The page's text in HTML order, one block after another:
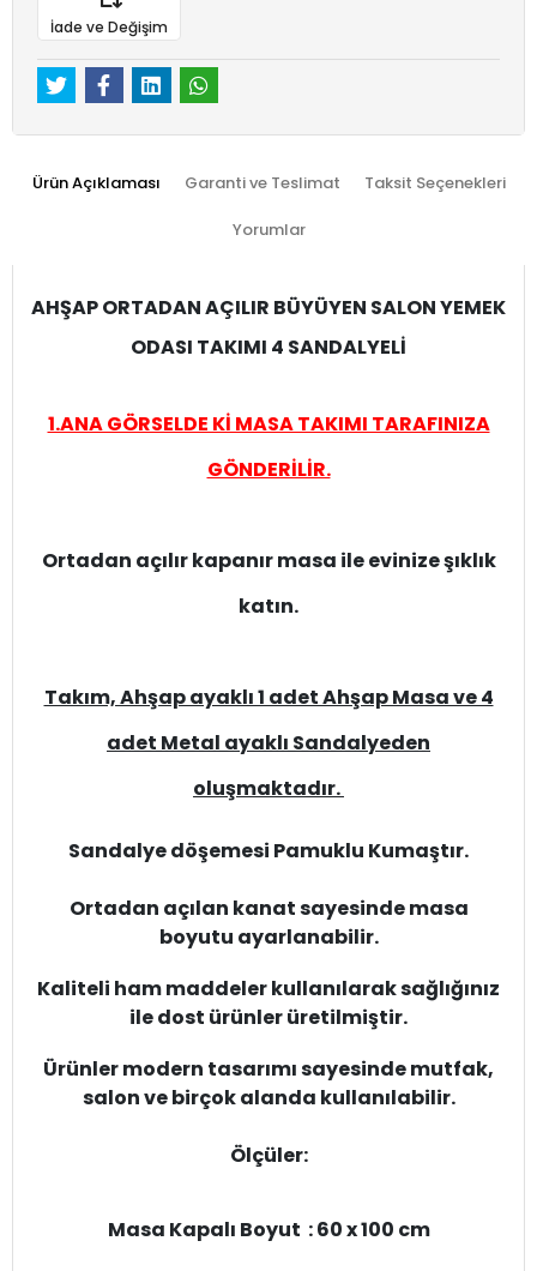
İade ve Değişim
Ürün Açıklaması Garanti ve Teslimat Taksit Seçenekleri
Yorumlar
AHŞAP ORTADAN AÇILIR BÜYÜYEN SALON YEMEK
ODASI TAKIMI 4 SANDALYELİ
1.ANA GÖRSELDE Kİ MASA TAKIMI TARAFINIZA
GÖNDERİLİR.
Ortadan açılır kapanır masa ile evinize şıklık
katın.
Takım, Ahşap ayaklı 1 adet Ahşap Masa ve 4
adet Metal ayaklı Sandalyeden
oluşmaktadır.
Sandalye döşemesi Pamuklu Kumaştır.
Ortadan açılan kanat sayesinde masa
boyutu ayarlanabilir.
Kaliteli ham maddeler kullanılarak sağlığınız
ile dost ürünler üretilmiştir.
Ürünler modern tasarımı sayesinde mutfak,
salon ve birçok alanda kullanılabilir.
Ölçüler:
Masa Kapalı Boyut : 60 x 100 cm